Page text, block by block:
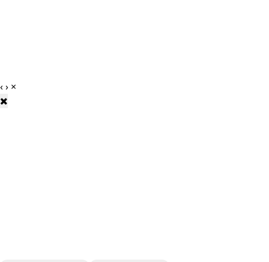
‹› ×